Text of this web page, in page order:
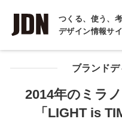
つくる、使う、
デザイン情報サ
INTERVIEW
インタビュー
REPORT
COLUMN
ブランド
2014年のミラ
「LIGHT is